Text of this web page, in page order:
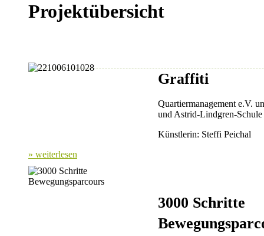
Projektübersicht
Graffiti
Quartiermanagement e.V.
und Astrid-Lindgren-Schule
Künstlerin: Steffi Peichal
» weiterlesen
3000 Schritte